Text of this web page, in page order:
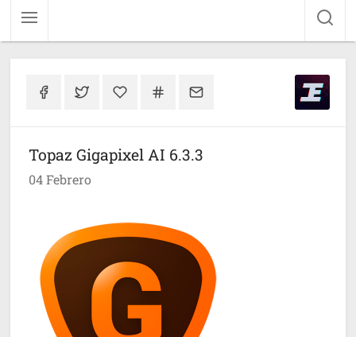
Topaz Gigapixel AI 6.3.3
04 Febrero